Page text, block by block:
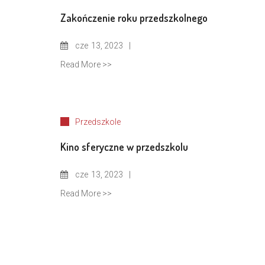
Zakończenie roku przedszkolnego
cze 13, 2023
Read More >>
Przedszkole
Kino sferyczne w przedszkolu
cze 13, 2023
Read More >>